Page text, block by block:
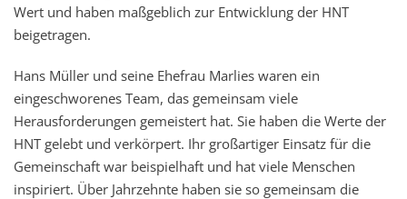
Wert und haben maßgeblich zur Entwicklung der HNT
beigetragen.
Hans Müller und seine Ehefrau Marlies waren ein
eingeschworenes Team, das gemeinsam viele
Herausforderungen gemeistert hat. Sie haben die Werte der
HNT gelebt und verkörpert. Ihr großartiger Einsatz für die
Gemeinschaft war beispielhaft und hat viele Menschen
inspiriert. Über Jahrzehnte haben sie so gemeinsam die